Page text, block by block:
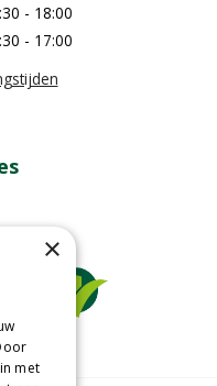
- 18:00
- 17:00
×
met